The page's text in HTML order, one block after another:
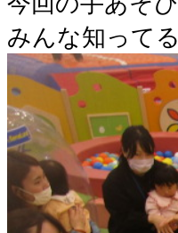
みんな知って